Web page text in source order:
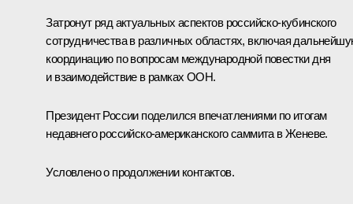
Затронут ряд актуальных аспектов российско-кубинского
сотрудничества в различных областях, включая
координацию по вопросам международной повестки дня
и взаимодействие в рамках ООН.
Президент России поделился впечатлениями по итогам
недавнего российско-американскогосаммитав Женеве.
Условлено о продолжении контактов.